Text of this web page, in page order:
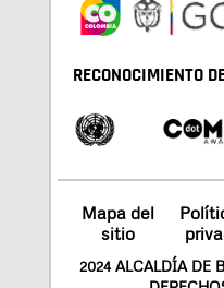
RECONOCIMIENTO
Mapa del
sitio
2024 ALCALDÍA DE